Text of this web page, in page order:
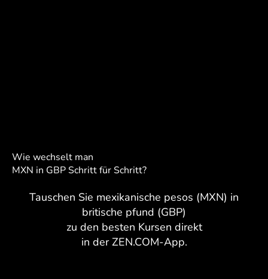
Wie wechselt man
MXN in GBP Schritt für Schritt?
Tauschen Sie mexikanische pesos (MXN) in
britische pfund (GBP)
zu den besten Kursen direkt
in der ZEN.COM-App.